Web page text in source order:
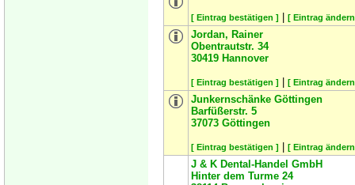
[ Eintrag bestätigen ] [ Eintrag
Jordan, Rainer
Obentrautstr. 34
30419 Hannover
[ Eintrag bestätigen ] [ Eintrag
Junkernschänke Göttingen
Barfüßerstr. 5
37073 Göttingen
[ Eintrag bestätigen ] [ Eintrag
J & K Dental-Handel GmbH
Hinter dem Turme 24